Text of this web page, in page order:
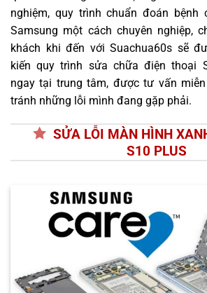
nghiệm, quy trình chuẩn đoán bệnh
Samsung một cách chuyên nghiệp,
khách khi đến với Suachua60s sẽ
kiến quy trình sửa chữa điện thoại
ngay tại trung tâm, được tư vấn
tránh những lỗi mình đang gặp phải.
SỬA LỖI MÀN HÌNH
S10 PLUS